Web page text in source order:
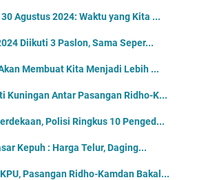
Agustus 2024: Waktu yang Kita ...
Diikuti 3 Paslon, Sama Seper...
Membuat Kita Menjadi Lebih ...
Kuningan Antar Pasangan Ridho-K...
Polisi Ringkus 10 Penged...
Kepuh : Harga Telur, Daging...
Pasangan Ridho-Kamdan Bakal...